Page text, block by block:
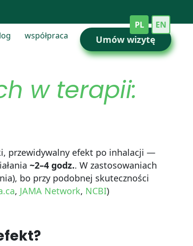
PL
EN
współpraca Umów wizytę
w terapii:
przewidywalny efekt po inhalacji —
~2–4 godz.. W zastosowaniach
bo przy podobnej skuteczności
, JAMA Network, NCBI)